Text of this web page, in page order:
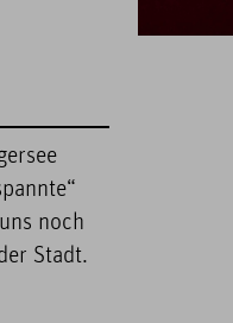
noch
Stadt.